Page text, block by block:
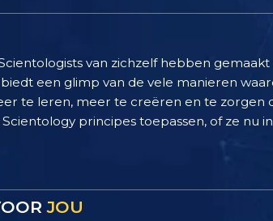
Scientologists van zichzelf hebben
een glimp van de vele manieren
te leren, meer te creëren en te zorgen
principes toepassen, of ze nu
JOU